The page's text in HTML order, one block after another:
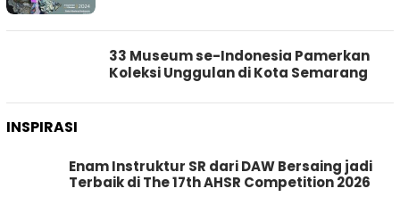
33 Museum se-Indonesia Pamerkan
Koleksi Unggulan di Kota Semarang
INSPIRASI
Enam Instruktur SR dari DAW Bersaing jadi
Terbaik di The 17th AHSR Competition 2026